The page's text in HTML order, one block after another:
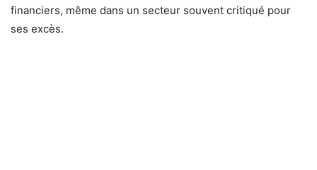
financiers, même dans un secteur souvent critiqué pour
ses excès.